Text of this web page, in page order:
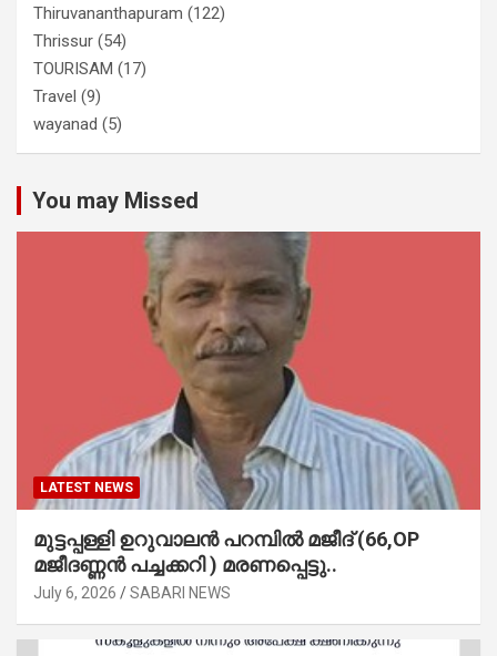
Thiruvananthapuram (122)
Thrissur (54)
TOURISAM (17)
Travel (9)
wayanad (5)
You may Missed
LATEST NEWS
മുട്ടപ്പള്ളി ഉറുവാലൻ പറമ്പിൽ മജീദ് (66,OP
മജീദണ്ണൻ പച്ചക്കറി ) മരണപ്പെട്ടു..
July 6, 2026 SABARI NEWS